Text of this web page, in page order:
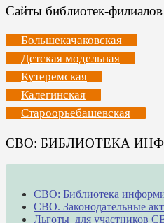
Сайты библиотек-филиалов
Большекачаковская
Детская модельная
Кутеремская
Калегинская
Староорьебашевская
СВО: БИБЛИОТЕКА
СВО: Библиотека
СВО. Законодательные
Льготы для участников